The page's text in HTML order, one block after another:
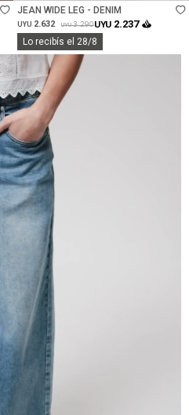
JEAN WIDE LEG - DENIM
UYU 2.632 UYU 3.290UYU 2.237
Lo recibís el 28/8